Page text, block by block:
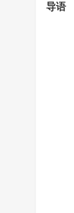
导语